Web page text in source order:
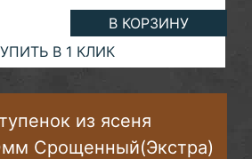
В КОРЗИНУ
В 1 КЛИК
из ясеня
Срощенный(Экстра)